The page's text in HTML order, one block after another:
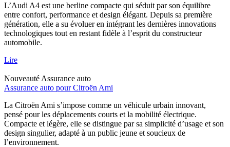
L’Audi A4 est une berline compacte qui séduit par son équilibre
entre confort, performance et design élégant. Depuis sa première
génération, elle a su évoluer en intégrant les dernières innovations
technologiques tout en restant fidèle à l’esprit du constructeur
automobile.
Lire
Nouveauté Assurance auto
Assurance auto pour Citroën Ami
La Citroën Ami s’impose comme un véhicule urbain innovant,
pensé pour les déplacements courts et la mobilité électrique.
Compacte et légère, elle se distingue par sa simplicité d’usage et son
design singulier, adapté à un public jeune et soucieux de
l’environnement.